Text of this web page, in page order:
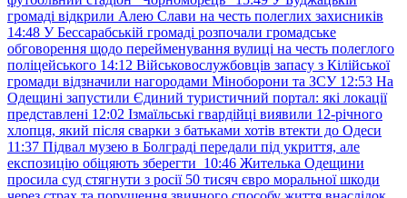
громаді відкрили Алею Слави на честь полеглих захисників
14:48 У Бессарабській громаді розпочали громадське
обговорення щодо перейменування вулиці на честь полеглого
поліцейського 14:12 Військовослужбовців запасу з Кілійської
громади відзначили нагородами Міноборони та ЗСУ 12:53 На
Одещині запустили Єдиний туристичний портал: які локації
представлені 12:02 Ізмаїльські гвардійці виявили 12-річного
хлопця, який після сварки з батьками хотів втекти до Одеси
11:37 Підвал музею в Болграді передали під укриття, але
експозицію обіцяють зберегти 10:46 Жителька Одещини
просила суд стягнути з росії 50 тисяч євро моральної шкоди